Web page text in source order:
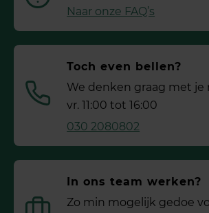
Naar onze FAQ’s
Toch even bellen?
We denken graag met je
vr. 11:00 tot 16:00
030 2080802
In ons team werken?
Zo min mogelijk gedoe